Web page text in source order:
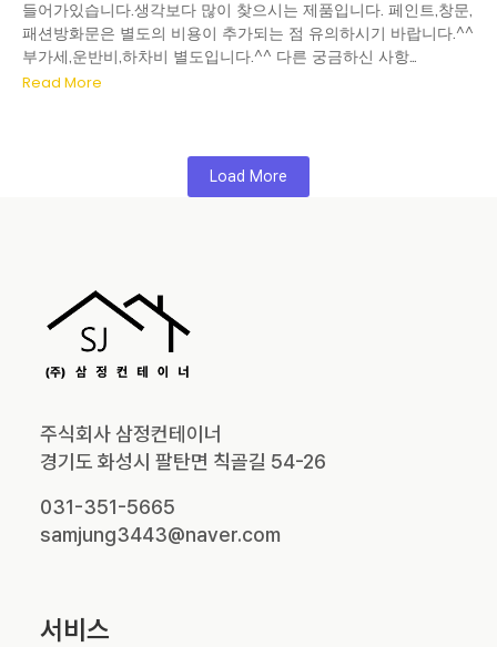
들어가있습니다.생각보다 많이 찾으시는 제품입니다. 페인트,창문,
패션방화문은 별도의 비용이 추가되는 점 유의하시기 바랍니다.^^
부가세,운반비,하차비 별도입니다.^^ 다른 궁금하신 사항…
Read More
Load More
주식회사 삼정컨테이너
경기도 화성시 팔탄면 칙골길 54-26
031-351-5665
samjung3443@naver.com
서비스